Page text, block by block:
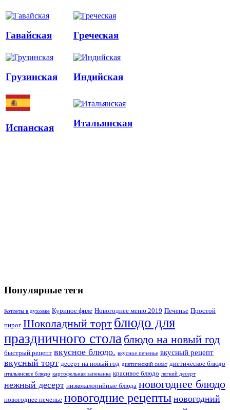
Гавайская Греческая
Грузинская Индийская
Испанская Итальянская
Популярные теги
Котлеты в духовке Куриное филе Новогоднее меню 2019 Печенье Простой
пирог Шоколадный торт блюдо для
праздничного стола блюдо на новый год
быстрый рецепт вкусное блюдо. вкусное печенье вкусный рецепт
вкусный торт десерт на новый год диетический салат диетическое блюдо
итальянское блюдо картофельная запеканка красивое блюдо легкий десерт
нежный десерт низкокалорийные блюда новогоднее блюдо
новогоднее печенье новогодние рецепты новогодний